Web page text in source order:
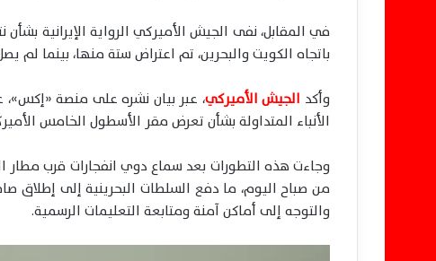
في المقابل، نفى الجيش الأميركي الرواية الإيرانية
باتجاه الكويت والبحرين، تم اعتراض ستة منها، بينما لم
وأكد الجيش الأميركي، عبر بيان نشره على منصة
الأنباء المتداولة بشأن تعرض مقر الأسطول الخامس
وجاءت هذه التطورات بعد سماع دوي انفجارات قرب مطار
من صباح اليوم، ما دفع السلطات البحرينية إلى إطلاق
والتوجه إلى أماكن آمنة ومتابعة التعليمات الرسمية.